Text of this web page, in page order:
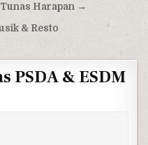
Harapan →
& Resto
PSDA & ESDM